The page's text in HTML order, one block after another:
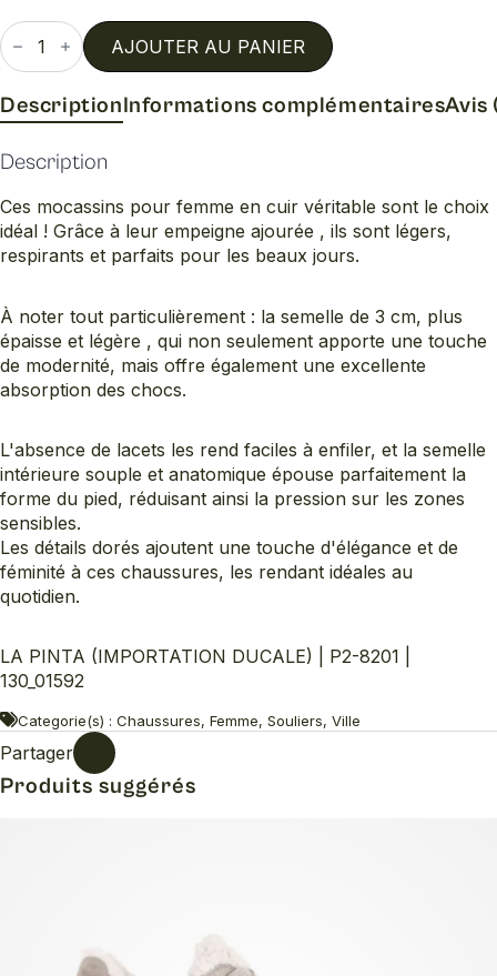
quantité
de
P2-
AJOUTER AU PANIER
DescriptionInformations complémentairesAvis
Description
Ces mocassins pour femme en cuir véritable sont le choix
idéal ! Grâce à leur empeigne ajourée , ils sont légers,
respirants et parfaits pour les beaux jours.
À noter tout particulièrement : la semelle de 3 cm, plus
épaisse et légère , qui non seulement apporte une touche
de modernité, mais offre également une excellente
absorption des chocs.
L'absence de lacets les rend faciles à enfiler, et la semelle
intérieure souple et anatomique épouse parfaitement la
forme du pied, réduisant ainsi la pression sur les zones
sensibles.
Les détails dorés ajoutent une touche d'élégance et de
féminité à ces chaussures, les rendant idéales au
quotidien.
LA PINTA (IMPORTATION DUCALE) | P2-8201 |
130_01592
Categorie(s) : Chaussures, Femme, Souliers, Ville
Partager
Produits suggérés